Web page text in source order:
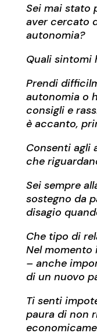
Sei mai stato
aver cercato
autonomia?
Quali sintomi
Prendi
autonomia o h
consigli e
è accanto,
Consenti agli
che
Sei sempre
sostegno da
disagio
Che tipo di
Nel momento
– anche
di un nuovo
Ti senti
paura di non